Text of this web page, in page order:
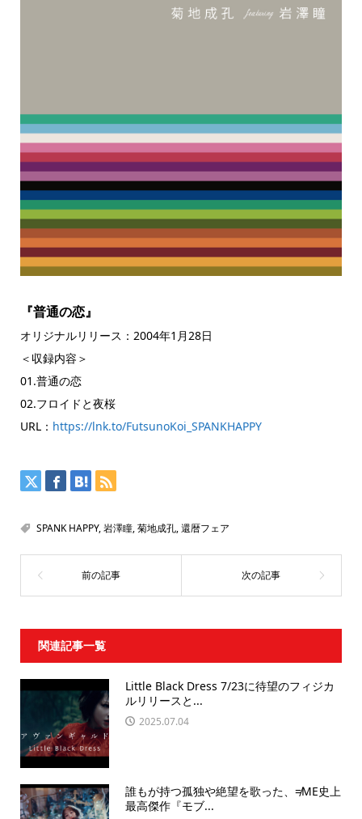
『普通の恋』
オリジナルリリース：2004年1月28日
＜収録内容＞
01.普通の恋
02.フロイドと夜桜
URL： https://lnk.to/FutsunoKoi_SPANKHAPPY
SPANK HAPPY,岩澤瞳,菊地成孔,還暦フェア
関連記事一覧
Little Black Dress 7/23に待望のフィジカ
ルリリースと...
2025.07.04
誰もが持つ孤独や絶望を歌った、≠ME史上
最高傑作『モブ...